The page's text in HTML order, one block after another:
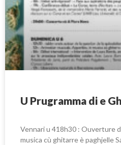
U Prugramma di e
Vennari u 418h30 : Ouverture
musica cù ghitarre è paghjelle